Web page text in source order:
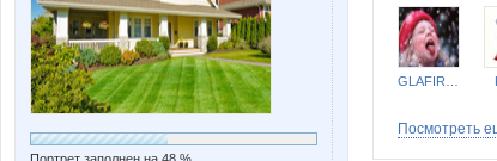
Посмотреть